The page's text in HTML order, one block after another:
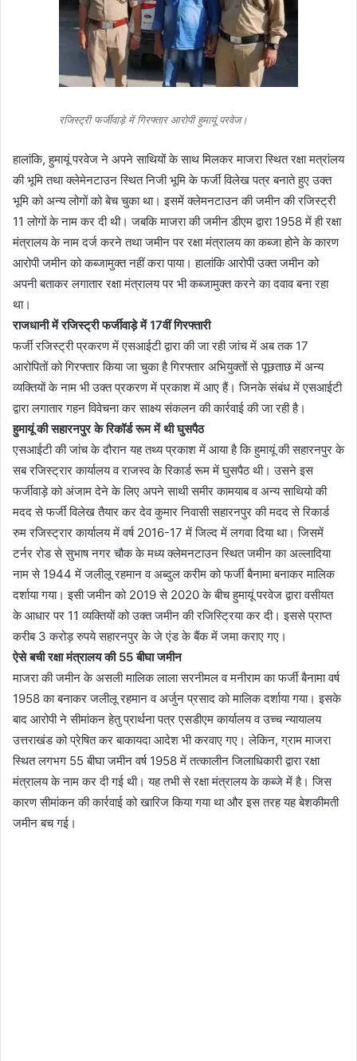
रजिस्ट्री फर्जीवाड़े में गिरफ्तार आरोपी हुमायूं परवेज।
हालांकि, हुमायूं परवेज ने अपने साथियों के साथ मिलकर माजरा स्थित रक्षा मत्रांलय
की भूमि तथा क्लेमेनटाउन स्थित निजी भूमि के फर्जी विलेख पत्र बनाते हुए उक्त
भूमि को अन्य लोगों को बेच चुका था। इसमें क्लेमनटाउन की जमीन की रजिस्ट्री
11 लोगों के नाम कर दी थी। जबकि माजरा की जमीन डीएम द्वारा 1958 में ही रक्षा
मंत्रालय के नाम दर्ज करने तथा जमीन पर रक्षा मंत्रालय का कब्जा होने के कारण
आरोपी जमीन को कब्जामुक्त नहीं करा पाया। हालांकि आरोपी उक्त जमीन को
अपनी बताकर लगातार रक्षा मंत्रालय पर भी कब्जामुक्त करने का दवाव बना रहा
था।
राजधानी में रजिस्ट्री फर्जीवाड़े में 17वीं गिरफ्तारी
फर्जी रजिस्ट्री प्रकरण में एसआईटी द्वारा की जा रही जांच में अब तक 17
आरोपितों को गिरफ्तार किया जा चुका है गिरफ्तार अभियुक्तों से पूछताछ में अन्य
व्यक्तियों के नाम भी उक्त प्रकरण में प्रकाश में आए हैं। जिनके संबंध में एसआईटी
द्वारा लगातार गहन विवेचना कर साक्ष्य संकलन की कार्रवाई की जा रही है।
हुमायूं की सहारनपुर के रिकॉर्ड रूम में थी घुसपैठ
एसआईटी की जांच के दौरान यह तथ्य प्रकाश में आया है कि हुमायूं की सहारनपुर के
सब रजिस्ट्रार कार्यालय व राजस्व के रिकार्ड रूम में घुसपैठ थी। उसने इस
फर्जीवाड़े को अंजाम देने के लिए अपने साथी समीर कामयाब व अन्य साथियो की
मदद से फर्जी विलेख तैयार कर देव कुमार निवासी सहारनपुर की मदद से रिकार्ड
रुम रजिस्ट्रार कार्यालय में वर्ष 2016-17 में जिल्द में लगवा दिया था। जिसमें
टर्नर रोड से सुभाष नगर चौक के मध्य क्लेमनटाउन स्थित जमीन का अल्लादिया
नाम से 1944 में जलीलू रहमान व अब्दुल करीम को फर्जी बैनामा बनाकर मालिक
दर्शाया गया। इसी जमीन को 2019 से 2020 के बीच हुमायूं परवेज द्वारा वसीयत
के आधार पर 11 व्यक्तियों को उक्त जमीन की रजिस्ट्रिया कर दी। इससे प्राप्त
करीब 3 करोड़ रुपये सहारनपुर के जे एंड के बैंक में जमा कराए गए।
ऐसे बची रक्षा मंत्रालय की 55 बीघा जमीन
माजरा की जमीन के असली मालिक लाला सरनीमल व मनीराम का फर्जी बैनामा वर्ष
1958 का बनाकर जलीलू रहमान व अर्जुन प्रसाद को मालिक दर्शाया गया। इसके
बाद आरोपी ने सीमांकन हेतु प्रार्थना पत्र एसडीएम कार्यालय व उच्च न्यायालय
उत्तराखंड को प्रेषित कर बाकायदा आदेश भी करवाए गए। लेकिन, ग्राम माजरा
स्थित लगभग 55 बीघा जमीन वर्ष 1958 में तत्कालीन जिलाधिकारी द्वारा रक्षा
मंत्रालय के नाम कर दी गई थी। यह तभी से रक्षा मंत्रालय के कब्जे में है। जिस
कारण सीमांकन की कार्रवाई को खारिज किया गया था और इस तरह यह बेशकीमती
जमीन बच गई।